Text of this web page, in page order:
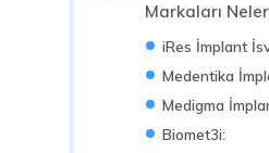
Markaları
iRes İmplant
Medentika
Medigma
Biomet3i: